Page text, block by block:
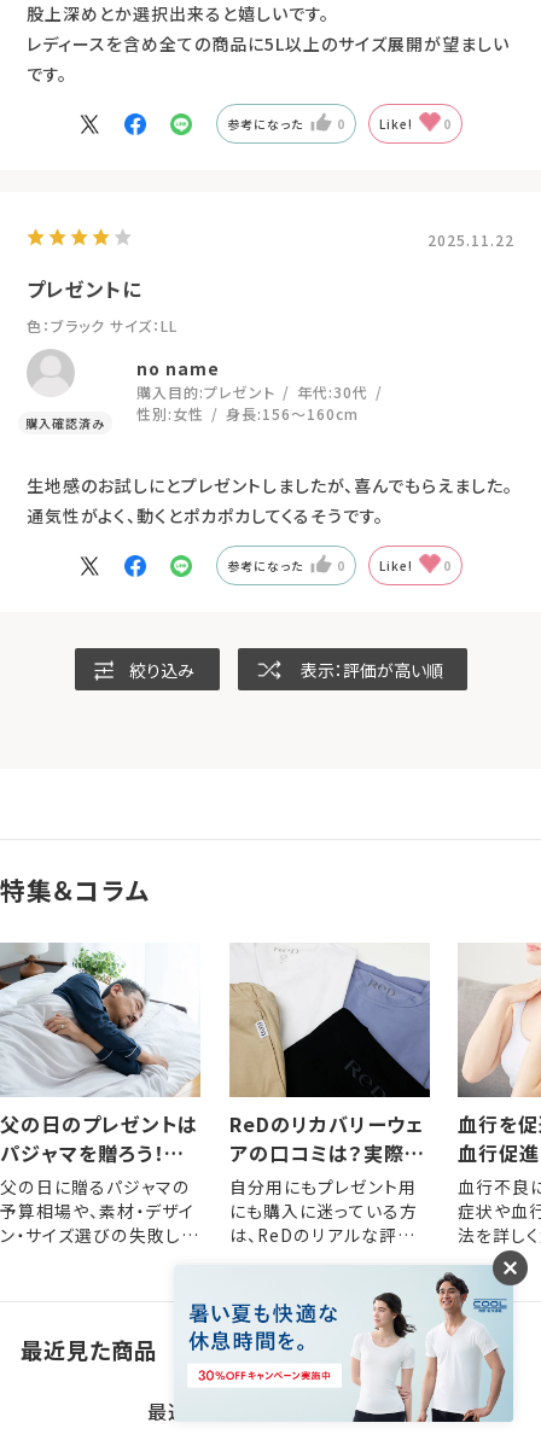
股上深めとか選択出来ると嬉しいです。
レディースを含め全ての商品に5L以上のサイズ展開が望ましい
です。
参考になった 0 Like! 0
2025.11.22
プレゼントに
色：ブラック サイズ：LL
no name
購入目的:プレゼント 年代:30代
性別:女性 身長:156～160cm
生地感のお試しにとプレゼントしましたが、喜んでもらえました。
通気性がよく、動くとポカポカしてくるそうです。
参考になった 0 Like! 0
絞り込み 表示：評価が高い順
特集＆コラム
父の日のプレゼントは
パジャマを贈ろう！選
び方やおすすめアイテ
ム
父の日に贈るパジャマの
予算相場や、素材・デザイ
ン・サイズ選びの失敗しな
いポイントを解説します。
ReDのリカバリーウェ
アの口コミは？実際に
着用した人の評判・レ
ビュー
自分用にもプレゼント用
にも購入に迷っている方
は、ReDのリアルな評判
をぜひ参考にしてくださ
血行を
血行促
きるメリ
な方法
血行不良
症状や血
法を詳し
最近見た商品
最近見た商品がありません。